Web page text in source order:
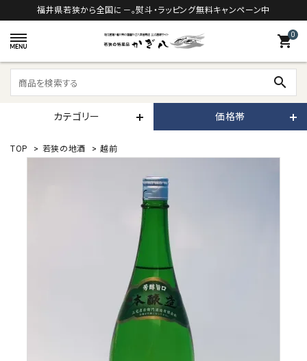
福井県若狭から全国に－。熨斗・ラッピング無料キャンペーン中
0
shopping_cart
search
カテゴリー 価格帯
TOP > 若狭の地酒 > 越前